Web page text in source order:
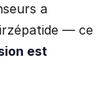
a
— ce
est